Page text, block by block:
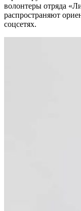
волонтеры отряда
распространяют
соцсетях.